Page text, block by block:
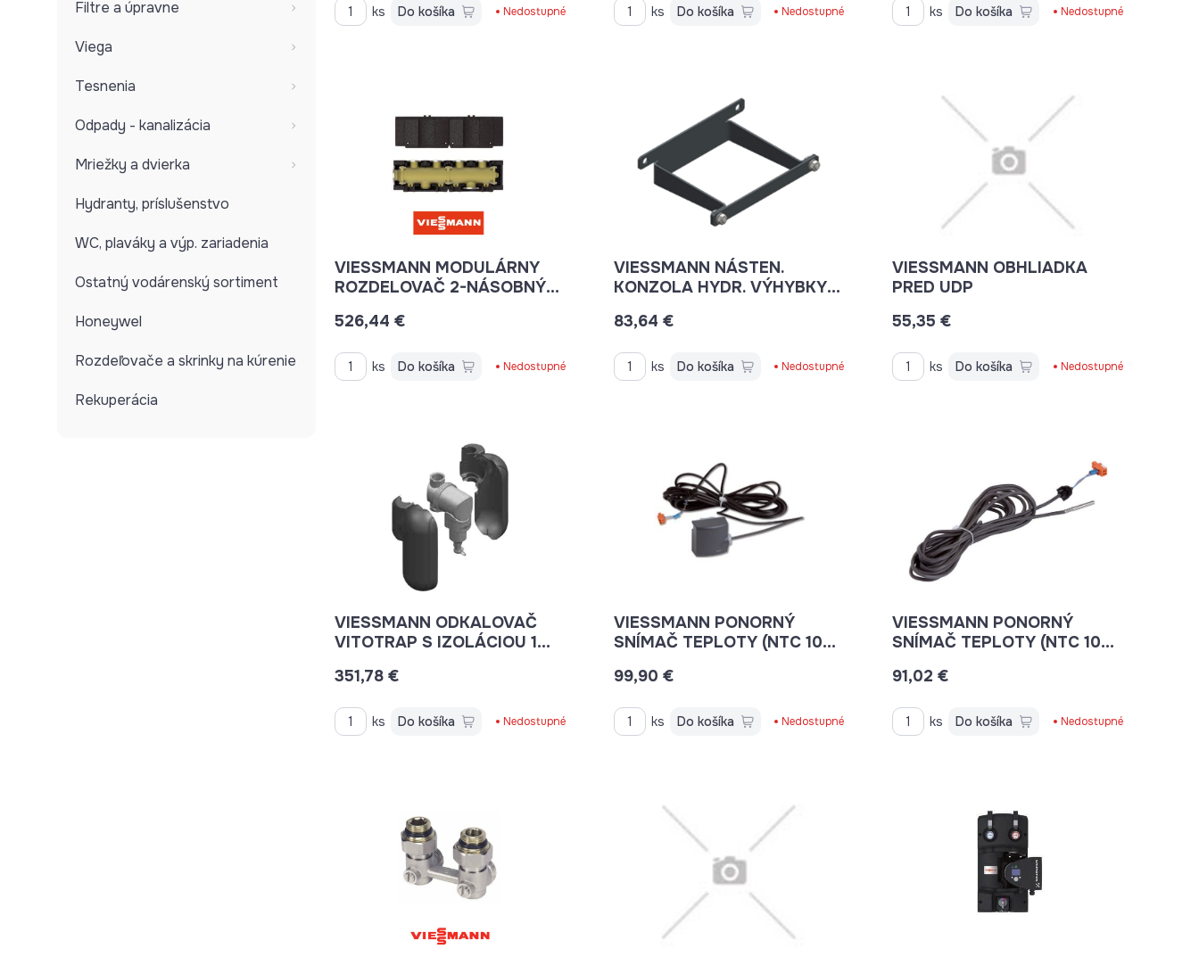
Filtre a úpravne
Viega
Tesnenia
Odpady - kanalizácia
Mriežky a dvierka
Hydranty, príslušenstvo
WC, plaváky a výp. zariadenia
Ostatný vodárenský sortiment
Honeywel
Rozdeľovače a skrinky na kúrenie
Rekuperácia
ks Do košíka Nedostupné ks Do košíka Nedostupné ks Do košíka Nedostupné
VIESSMANN MODULÁRNY
ROZDELOVAČ 2-NÁSOBNÝ
526,44 €
ks Do košíka Nedostupné
VIESSMANN NÁSTEN.
KONZOLA HYDR. VÝHYBKY
83,64 €
ks Do košíka Nedostupné
VIESSMANN OBHLIADKA
PRED UDP
55,35 €
ks Do košíka Nedostupné
VIESSMANN ODKALOVAČ
VITOTRAP S IZOLÁCIOU 1
351,78 €
ks Do košíka Nedostupné
VIESSMANN PONORNÝ
SNÍMAČ TEPLOTY (NTC 10
99,90 €
ks Do košíka Nedostupné
VIESSMANN PONORNÝ
SNÍMAČ TEPLOTY (NTC 10
91,02 €
ks Do košíka Nedostupné